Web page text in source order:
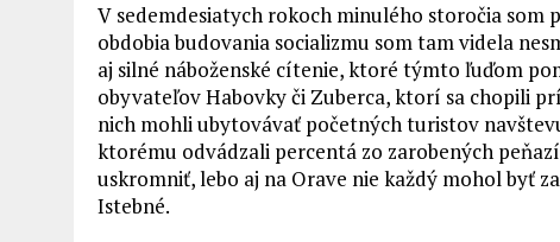
V sedemdesiatych rokoch minulého storočia som
obdobia budovania socializmu som tam videla
aj silné náboženské cítenie, ktoré týmto ľuďom
obyvateľov Habovky či Zuberca, ktorí sa chopili
nich mohli ubytovávať početných turistov
ktorému odvádzali percentá zo zarobených
uskromniť, lebo aj na Orave nie každý mohol byť
Istebné.